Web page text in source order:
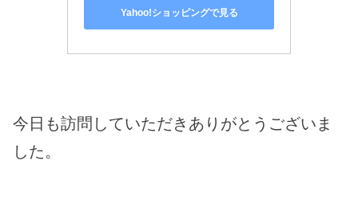
Yahoo!ショッピングで見る
今日も訪問していただきありがとうございま
した。